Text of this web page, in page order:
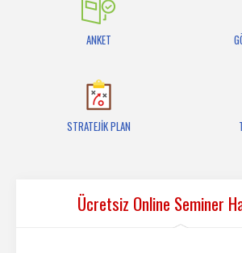
ANKET
STRATEJİK PLAN
Ücretsiz Online Seminer